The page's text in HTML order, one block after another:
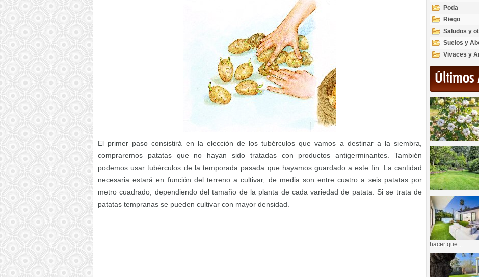
El primer paso consistirá en la elección de los tubérculos que vamos a destinar a la siembra,
compraremos patatas que no hayan sido tratadas con productos antigerminantes. También
podemos usar tubérculos de la temporada pasada que hayamos guardado a este fin. La cantidad
necesaria estará en función del terreno a cultivar, de media son entre cuatro a seis patatas por
metro cuadrado, dependiendo del tamaño de la planta de cada variedad de patata. Si se trata de
patatas tempranas se pueden cultivar con mayor densidad.
Poda
Riego
Saludos y
temas
Suelos y
Vivaces y
Últimos
hacer que...